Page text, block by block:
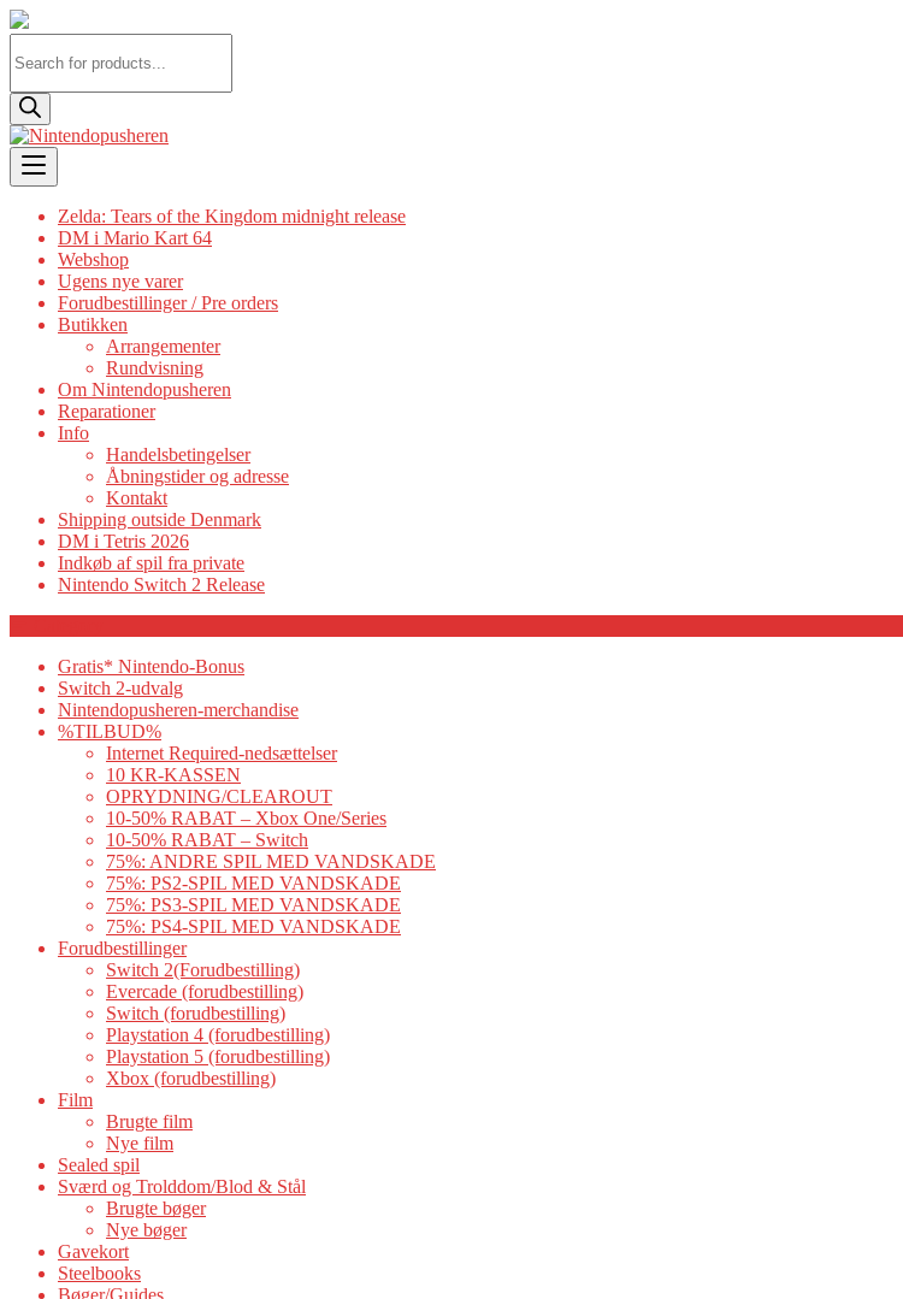
search
Skip
to
content
Zelda: Tears of the Kingdom midnight release
DM i Mario Kart 64
Webshop
Ugens nye varer
Forudbestillinger / Pre orders
Butikken
Arrangementer
Rundvisning
Om Nintendopusheren
Reparationer
Info
Handelsbetingelser
Åbningstider og adresse
Kontakt
Shipping outside Denmark
DM i Tetris 2026
Indkøb af spil fra private
Nintendo Switch 2 Release
Gratis* Nintendo-Bonus
Switch 2-udvalg
Nintendopusheren-merchandise
%TILBUD%
Internet Required-nedsættelser
10 KR-KASSEN
OPRYDNING/CLEAROUT
10-50% RABAT – Xbox One/Series
10-50% RABAT – Switch
75%: ANDRE SPIL MED VANDSKADE
75%: PS2-SPIL MED VANDSKADE
75%: PS3-SPIL MED VANDSKADE
75%: PS4-SPIL MED VANDSKADE
Forudbestillinger
Switch 2(Forudbestilling)
Evercade (forudbestilling)
Switch (forudbestilling)
Playstation 4 (forudbestilling)
Playstation 5 (forudbestilling)
Xbox (forudbestilling)
Film
Brugte film
Nye film
Sealed spil
Sværd og Trolddom/Blod & Stål
Brugte bøger
Nye bøger
Gavekort
Steelbooks